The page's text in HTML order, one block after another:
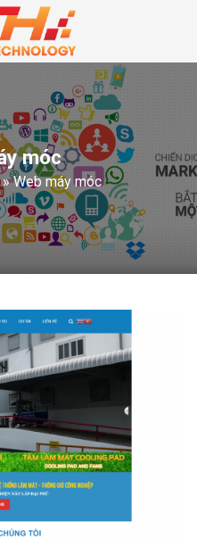
móc
»Web máy móc